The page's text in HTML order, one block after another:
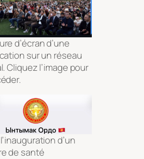
d’écran d’une
sur un réseau
Cliquez l’image pour
d’un
de santé